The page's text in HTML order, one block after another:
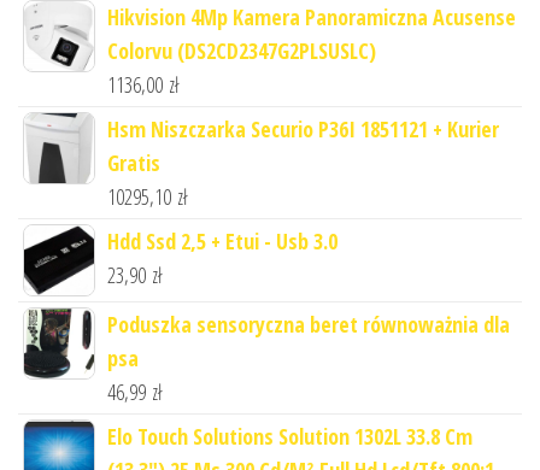
Hikvision 4Mp Kamera Panoramiczna Acusense
Colorvu (DS2CD2347G2PLSUSLC)
1136,00 zł
Hsm Niszczarka Securio P36I 1851121 + Kurier
Gratis
10295,10 zł
Hdd Ssd 2,5 + Etui - Usb 3.0
23,90 zł
Poduszka sensoryczna beret równoważnia dla
psa
46,99 zł
Elo Touch Solutions Solution 1302L 33.8 Cm